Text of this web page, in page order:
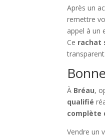
Après un
remettre
appel à un
Ce rachat
À Bréau,
qualifié
complète
Vendre un